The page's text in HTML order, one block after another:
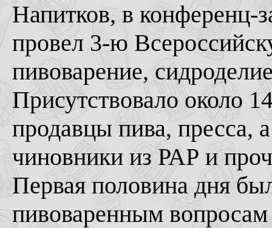
Напитков, в конференц-
провел 3-ю
пивоварение,
Присутствовало около
продавцы пива, пресса,
чиновники из РАР и
Первая половина дня
пивоваренным